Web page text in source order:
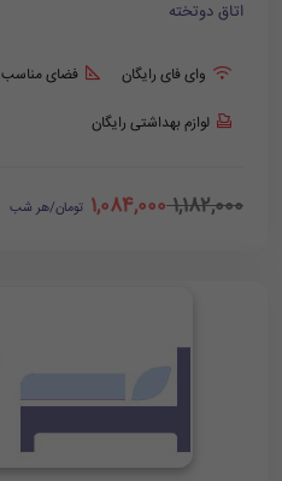
اتاق دوتخته
وای فای رایگان فضای مناسب
لوازم بهداشتی رایگان
1,182,000
1,084,000 تومان/هر شب